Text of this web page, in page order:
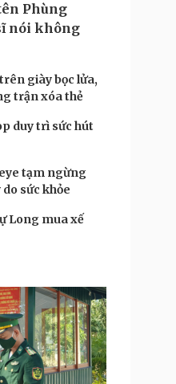
Phùng
nói không
giày bọc lửa,
trận xóa thẻ
duy trì sức hút
tạm ngừng
sức khỏe
Long mua xế